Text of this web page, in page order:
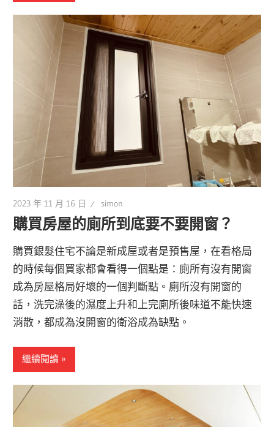
2023 年 11 月 16 日 simon
購買房屋的廁所到底要不要開窗？
購買銀髮住宅不論是新成屋或者是預售屋，在看格局
的時候每個買家都會看得一個點是：廁所有沒有開窗
成為房屋格局好壞的一個判斷點。廁所沒有開窗的
話，洗完澡後的濕度上升和上完廁所後味道不能快速
消散，都成為沒開窗的衛浴成為缺點。
繼續閱讀